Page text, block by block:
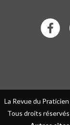
La Revue du
Tous droits